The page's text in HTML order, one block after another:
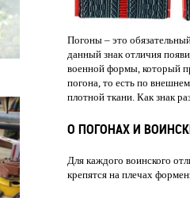
Погоны – это
данный знак отличия
военной формы, который
погона, то есть по
плотной ткани. Как знак
О ПОГОНАХ И
Для каждого воинского
крепятся на плечах